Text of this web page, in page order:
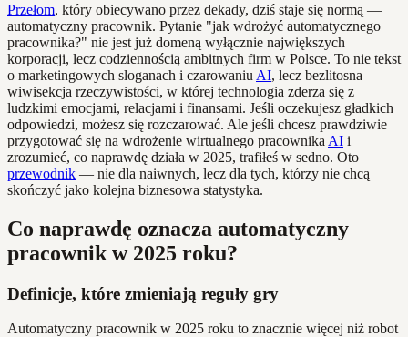
Przełom, który obiecywano przez dekady, dziś staje się normą —
automatyczny pracownik. Pytanie "jak wdrożyć automatycznego
pracownika?" nie jest już domeną wyłącznie największych
korporacji, lecz codziennością ambitnych firm w Polsce. To nie tekst
o marketingowych sloganach i czarowaniu AI, lecz bezlitosna
wiwisekcja rzeczywistości, w której technologia zderza się z
ludzkimi emocjami, relacjami i finansami. Jeśli oczekujesz gładkich
odpowiedzi, możesz się rozczarować. Ale jeśli chcesz prawdziwie
przygotować się na wdrożenie wirtualnego pracownika AI i
zrozumieć, co naprawdę działa w 2025, trafiłeś w sedno. Oto
przewodnik — nie dla naiwnych, lecz dla tych, którzy nie chcą
skończyć jako kolejna biznesowa statystyka.
Co naprawdę oznacza automatyczny
pracownik w 2025 roku?
Definicje, które zmieniają reguły gry
Automatyczny pracownik w 2025 roku to znacznie więcej niż robot